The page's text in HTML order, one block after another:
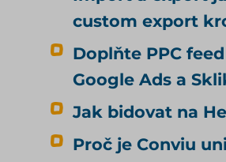
custom export
Doplňte PPC
Google Ads a
Jak bidovat na
Proč je Conviu